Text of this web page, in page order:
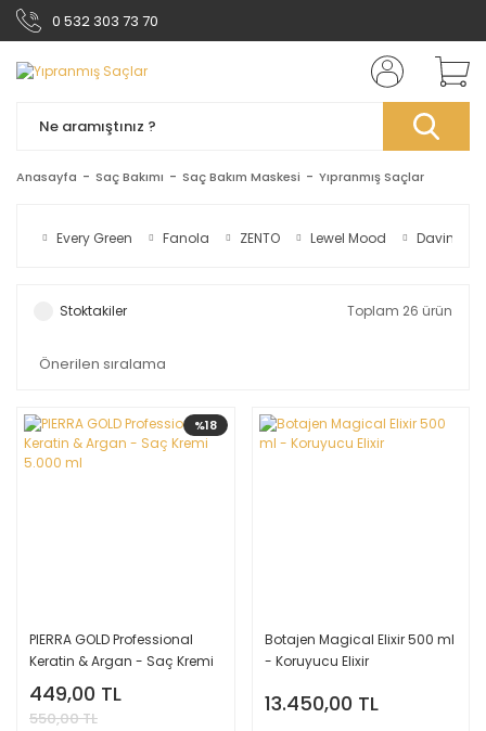
0 532 303 73 70
Anasayfa Saç Bakımı Saç Bakım Maskesi Yıpranmış Saçlar
Every Green Fanola ZENTO Lewel Mood Davines
Stoktakiler Toplam 26 ürün
%18
PIERRA GOLD Professional
Keratin & Argan - Saç Kremi
5.000 ml
449,00 TL
550,00 TL
Botajen Magical Elixir 500 ml
- Koruyucu Elixir
13.450,00 TL